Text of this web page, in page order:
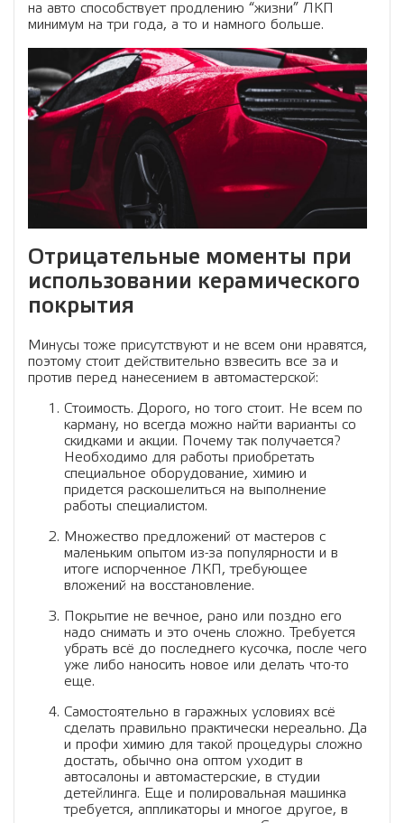
на авто способствует продлению “жизни” ЛКП
минимум на три года, а то и намного больше.
Отрицательные моменты при
использовании керамического
покрытия
Минусы тоже присутствуют и не всем они нравятся,
поэтому стоит действительно взвесить все за и
против перед нанесением в автомастерской:
Стоимость. Дорого, но того стоит. Не всем по
карману, но всегда можно найти варианты со
скидками и акции. Почему так получается?
Необходимо для работы приобретать
специальное оборудование, химию и
придется раскошелиться на выполнение
работы специалистом.
Множество предложений от мастеров с
маленьким опытом из-за популярности и в
итоге испорченное ЛКП, требующее
вложений на восстановление.
Покрытие не вечное, рано или поздно его
надо снимать и это очень сложно. Требуется
убрать всё до последнего кусочка, после чего
уже либо наносить новое или делать что-то
еще.
Самостоятельно в гаражных условиях всё
сделать правильно практически нереально. Да
и профи химию для такой процедуры сложно
достать, обычно она оптом уходит в
автосалоны и автомастерские, в студии
детейлинга. Еще и полировальная машинка
требуется, аппликаторы и многое другое, в